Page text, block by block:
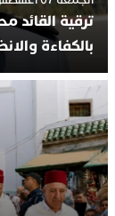
ترقية القائد
بالكفاءة